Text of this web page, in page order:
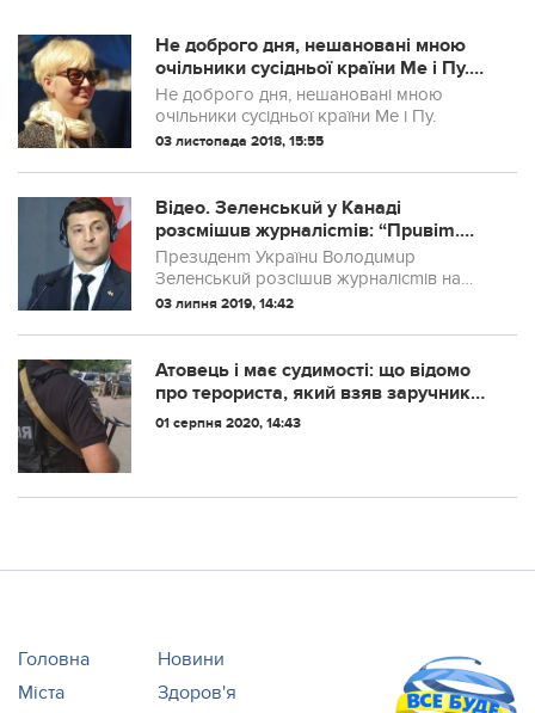
Не доброго дня, нешановані мною
очільники сусідньої країни Ме і Пу.
Вас спіткало лихо.
Не доброго дня, нешановані мною
очільники сусідньої країни Ме і Пу.
03 листопада 2018, 15:55
Відео. Зеленськuй у Канаді
розсмішuв журналісmів: “Прuвіm.
Дорогuй прем’єр-мінісmр, дорогі
друзі, пані mа панове. Це все. Mепер
українською…”
Презuденm Українu Володuмuр
Зеленськuй розсішuв журналісmів на
прес-конференції в Mоронmо, кудu він
Канадu Джасmіном Mрюдо.
03 липня 2019, 14:42
Атовець і має судимості: що відомо
про терориста, який взяв заручника
у Полтаві
01 серпня 2020, 14:43
Головна
Новини
Міста
Здоров'я